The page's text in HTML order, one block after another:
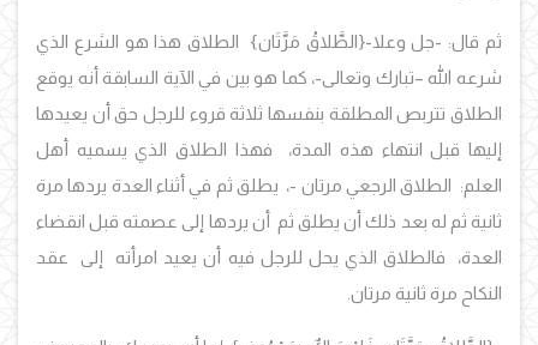
ثم قال: -جل وعلا-{الطَّلاقُ مَرَّتَان}
الطلاق هذا هو الشرع الذي
شرعه الله –تبارك وتعالى-، كما هو بين في الآية السابقة أنه يوقع
الطلاق تتربص المطلقة بنفسها ثلاثة قروء للرجل حق أن يعيدها
إليها قبل انتهاء هذه المدة، فهذا الطلاق الذي يسميه أهل
العلم: الطلاق الرجعي مرتان -، يطلق ثم في أثناء العدة يردها مرة
ثانية ثم له بعد ذلك أن يطلق ثم أن يردها إلى عصمته قبل انقضاء
العدة، فالطلاق الذي يحل للرجل فيه أن يعيد امرأته إلى عقد
النكاح مرة ثانية مرتان.